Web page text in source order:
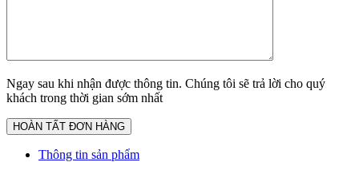
Ngay sau khi nhận được thông tin. Chúng tôi sẽ trả lời cho quý
khách trong thời gian sớm nhất
Thông tin sản phẩm